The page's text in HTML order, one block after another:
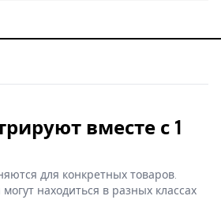
вместе с 1
для конкретных товаров.
находиться в разных классах